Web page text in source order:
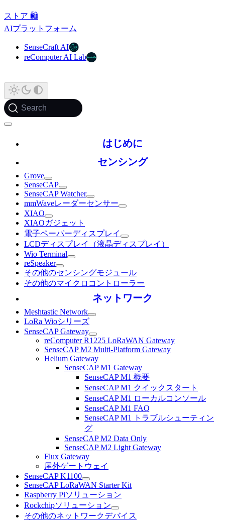
ストア 🛍️
AIプラットフォーム
SenseCraft AI
reComputer AI Lab
Search
はじめに
センシング
Grove
SenseCAP
SenseCAP Watcher
mmWaveレーダーセンサー
XIAO
XIAOガジェット
電子ペーパーディスプレイ
LCDディスプレイ（液晶ディスプレイ）
Wio Terminal
reSpeaker
その他のセンシングモジュール
その他のマイクロコントローラー
ネットワーク
Meshtastic Network
LoRa Wioシリーズ
SenseCAP Gateway
reComputer R1225 LoRaWAN Gateway
SenseCAP M2 Multi-Platform Gateway
Helium Gateway
SenseCAP M1 Gateway
SenseCAP M1 概要
SenseCAP M1 クイックスタート
SenseCAP M1 ローカルコンソール
SenseCAP M1 FAQ
SenseCAP M1 トラブルシューティン
グ
SenseCAP M2 Data Only
SenseCAP M2 Light Gateway
Flux Gateway
屋外ゲートウェイ
SenseCAP K1100
SenseCAP LoRaWAN Starter Kit
Raspberry Piソリューション
Rockchipソリューション
その他のネットワークデバイス